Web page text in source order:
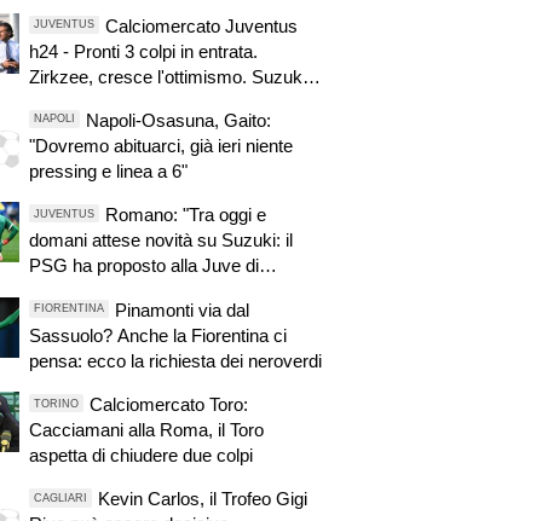
JUVENTUS
Calciomercato Juventus
h24 - Pronti 3 colpi in entrata.
Zirkzee, cresce l'ottimismo. Suzuki,
offerta a Kessiè? Cambiaso, futuro
incerto. Nico-Inter, pista fredda.
Balerdi resta nei radar. David in bilico
NAPOLI
Napoli-Osasuna, Gaito:
"Dovremo abituarci, già ieri niente
pressing e linea a 6"
JUVENTUS
Romano: "Tra oggi e
domani attese novità su Suzuki: il
PSG ha proposto alla Juve di
FIORENTINA
Pinamonti via dal
Sassuolo? Anche la Fiorentina ci
pensa: ecco la richiesta dei neroverdi
TORINO
Calciomercato Toro:
Cacciamani alla Roma, il Toro
aspetta di chiudere due colpi
CAGLIARI
Kevin Carlos, il Trofeo Gigi